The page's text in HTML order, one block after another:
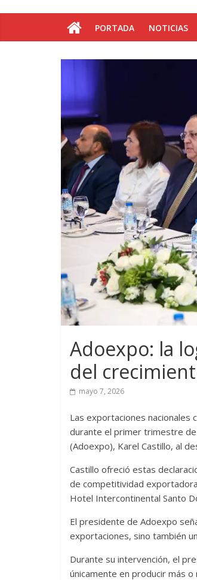
PORTADA NOTICIAS
Adoexpo: la
del
mayo 7, 2026
Las exportaciones nacionales
durante el primer trimestre
(Adoexpo), Karel Castillo, al
Castillo ofreció estas
de competitividad
Hotel Intercontinental Santo
El presidente de Adoexpo
exportaciones, sino también
Durante su intervención, el
únicamente en producir más